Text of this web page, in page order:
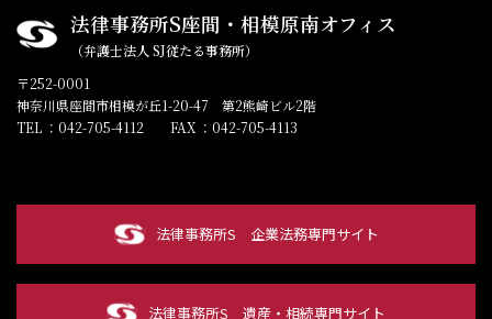
法律事務所S座間・相模原南オフィス
（弁護士法人 SJ従たる事務所）
〒252-0001
神奈川県座間市相模が丘1-20-47 第2熊崎ビル2階
TEL ：042-705-4112 FAX ：042-705-4113
法律事務所S 企業法務専門サイト
法律事務所S 遺産・相続専門サイト